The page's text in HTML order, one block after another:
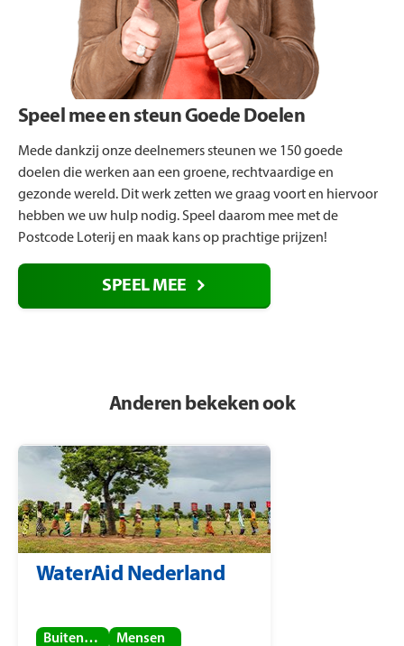
Speel mee en steun Goede Doelen
Mede dankzij onze deelnemers steunen we 150 goede
doelen die werken aan een groene, rechtvaardige en
gezonde wereld. Dit werk zetten we graag voort en hiervoor
hebben we uw hulp nodig. Speel daarom mee met de
Postcode Loterij en maak kans op prachtige prijzen!
SPEEL MEE
Anderen bekeken ook
WaterAid Nederland
Buitenland Mensen